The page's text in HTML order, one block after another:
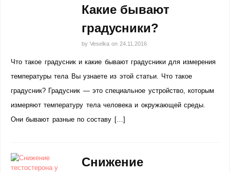
Какие бывают
градусники?
by Veselka on 24.11.2016
Что такое градусник и какие бывают градусники для измерения
температуры тела Вы узнаете из этой статьи. Что такое
градусник? Градусник — это специальное устройство, которым
измеряют температуру тела человека и окружающей среды.
Они бывают разные по составу […]
Снижение